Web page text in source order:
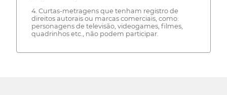
4. Curtas-metragens que tenham registro de
direitos autorais ou marcas comerciais, como:
personagens de televisão, videogames, filmes,
quadrinhos etc., não podem participar.